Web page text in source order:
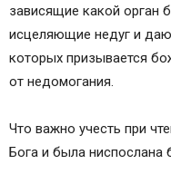
Молитвенная
близкого
Молитва Господу
Молитва Господу о
Молитва Господу за
Молитва Господу
зависящие какой орган
исцеляющие недуг и
которых призывается
от недомогания.
Что важно учесть при
Бога и была ниспослана